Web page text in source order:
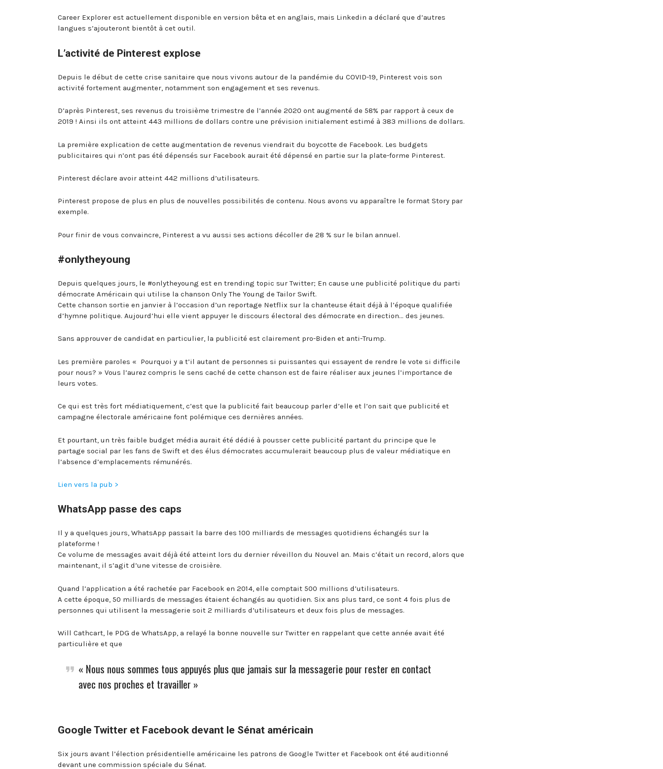
Career Explorer est actuellement disponible en version bêta et en anglais, mais Linkedin a déclaré que d’autres
langues s’ajouteront bientôt à cet outil.
L’activité de Pinterest explose
Depuis le début de cette crise sanitaire que nous vivons autour de la pandémie du COVID-19, Pinterest vois son
activité fortement augmenter, notamment son engagement et ses revenus.
D’après Pinterest, ses revenus du troisième trimestre de l’année 2020 ont augmenté de 58% par rapport à ceux de
2019 ! Ainsi ils ont atteint 443 millions de dollars contre une prévision initialement estimé à 383 millions de dollars.
La première explication de cette augmentation de revenus viendrait du boycotte de Facebook. Les budgets
publicitaires qui n’ont pas été dépensés sur Facebook aurait été dépensé en partie sur la plate-forme Pinterest.
Pinterest déclare avoir atteint 442 millions d’utilisateurs.
Pinterest propose de plus en plus de nouvelles possibilités de contenu. Nous avons vu apparaître le format Story par
exemple.
Pour finir de vous convaincre, Pinterest a vu aussi ses actions décoller de 28 % sur le bilan annuel.
#onlytheyoung
Depuis quelques jours, le #onlytheyoung est en trending topic sur Twitter; En cause une publicité politique du parti
démocrate Américain qui utilise la chanson Only The Young de Tailor Swift.
Cette chanson sortie en janvier à l’occasion d’un reportage Netflix sur la chanteuse était déjà à l’époque qualifiée
d’hymne politique. Aujourd’hui elle vient appuyer le discours électoral des démocrate en direction… des jeunes.
Sans approuver de candidat en particulier, la publicité est clairement pro-Biden et anti-Trump.
Les première paroles « Pourquoi y a t’il autant de personnes si puissantes qui essayent de rendre le vote si difficile
pour nous? » Vous l’aurez compris le sens caché de cette chanson est de faire réaliser aux jeunes l’importance de
leurs votes.
Ce qui est très fort médiatiquement, c’est que la publicité fait beaucoup parler d’elle et l’on sait que publicité et
campagne électorale américaine font polémique ces dernières années.
Et pourtant, un très faible budget média aurait été dédié à pousser cette publicité partant du principe que le
partage social par les fans de Swift et des élus démocrates accumulerait beaucoup plus de valeur médiatique en
l’absence d’emplacements rémunérés.
Lien vers la pub >
WhatsApp passe des caps
Il y a quelques jours, WhatsApp passait la barre des 100 milliards de messages quotidiens échangés sur la
plateforme !
Ce volume de messages avait déjà été atteint lors du dernier réveillon du Nouvel an. Mais c’était un record, alors que
maintenant, il s’agit d’une vitesse de croisière.
Quand l’application a été rachetée par Facebook en 2014, elle comptait 500 millions d’utilisateurs.
A cette époque, 50 milliards de messages étaient échangés au quotidien. Six ans plus tard, ce sont 4 fois plus de
personnes qui utilisent la messagerie soit 2 milliards d’utilisateurs et deux fois plus de messages.
Will Cathcart, le PDG de WhatsApp, a relayé la bonne nouvelle sur Twitter en rappelant que cette année avait été
particulière et que
« Nous nous sommes tous appuyés plus que jamais sur la messagerie pour rester en contact
avec nos proches et travailler »
Google Twitter et Facebook devant le Sénat américain
Six jours avant l’élection présidentielle américaine les patrons de Google Twitter et Facebook ont été auditionné
devant une commission spéciale du Sénat.